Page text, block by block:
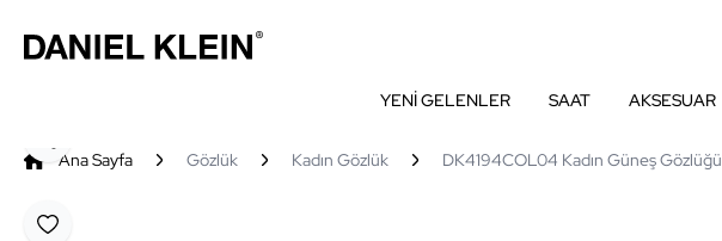
YENİ GELENLER SAAT AKSESUAR
Ana Sayfa Gözlük Kadın Gözlük DK4194COL04 Kadın Güneş Gözlüğü
Favoriye Ekle
Paylaş